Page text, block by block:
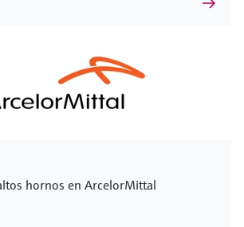
hornos en ArcelorMittal